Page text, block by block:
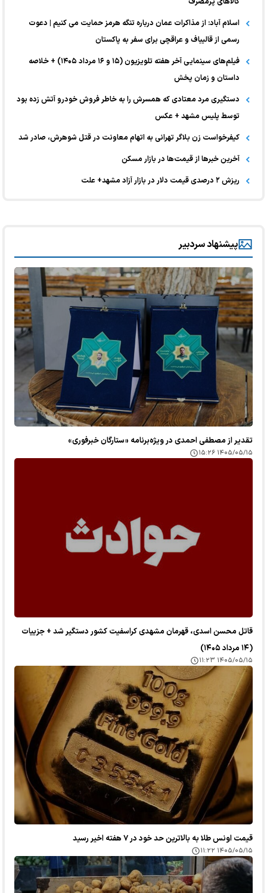
اسلام آباد: از مذاکرات عمان درباره تنگه هرمز حمایت می کنیم | دعوت
رسمی از قالیباف و عراقچی برای سفر به پاکستان
فیلم‌های سینمایی آخر هفته تلویزیون (۱۵ و ۱۶ مرداد ۱۴۰۵) + خلاصه
داستان و زمان پخش
دستگیری مرد معتادی که همسرش را به خاطر فروش خودرو آتش زده بود
توسط پلیس مشهد + عکس
کیفرخواست زن بلاگر تهرانی به اتهام معاونت در قتل شوهرش، صادر شد
آخرین خبر‌ها از قیمت‌ها در بازار مسکن
ریزش ۲ درصدی قیمت دلار در بازار آزاد مشهد+ علت
پیشنهاد سردبیر
تقدیر از مصطفی احمدی در ویژه‌برنامه «ستارگان خبرفوری»
۱۴۰۵/۰۵/۱۵ ۱۵:۲۶
قاتل محسن اسدی، قهرمان مشهدی کراسفیت کشور دستگیر شد + جزییات
(۱۴ مرداد ۱۴۰۵)
۱۴۰۵/۰۵/۱۵ ۱۱:۲۳
قیمت اونس طلا به بالاترین حد خود در ۷ هفته اخیر رسید
۱۴۰۵/۰۵/۱۵ ۱۱:۲۲